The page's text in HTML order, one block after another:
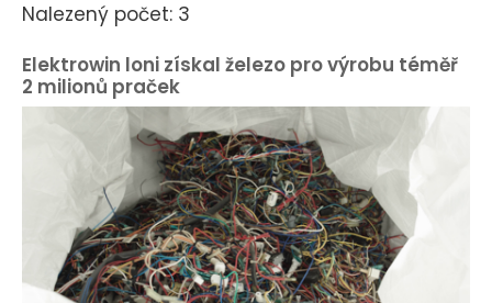
Nalezený počet: 3
Elektrowin loni získal železo pro výrobu téměř
2 milionů praček